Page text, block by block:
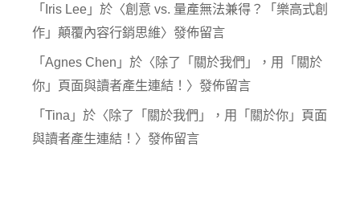
「 Iris Lee 」於〈創意 vs. 量產無法兼得？「樂高式創
作」顛覆內容行銷思維〉發佈留言
「 Agnes Chen 」於〈除了「關於我們」，用「關於
你」頁面與讀者產生連結！ 〉發佈留言
「 Tina 」於〈除了「關於我們」，用「關於你」頁面
與讀者產生連結！ 〉發佈留言